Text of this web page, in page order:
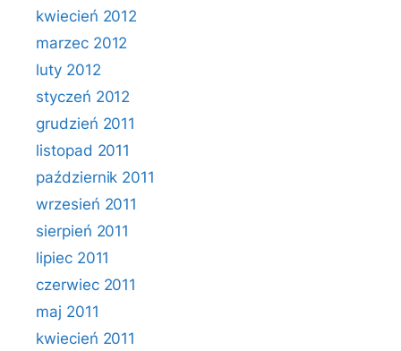
kwiecień 2012
marzec 2012
luty 2012
styczeń 2012
grudzień 2011
listopad 2011
październik 2011
wrzesień 2011
sierpień 2011
lipiec 2011
czerwiec 2011
maj 2011
kwiecień 2011